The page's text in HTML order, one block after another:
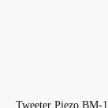
Tweeter Piezo BM-